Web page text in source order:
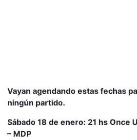
Vayan agendando estas fechas
ningún partido.
Sábado 18 de enero: 21 hs Once
– MDP